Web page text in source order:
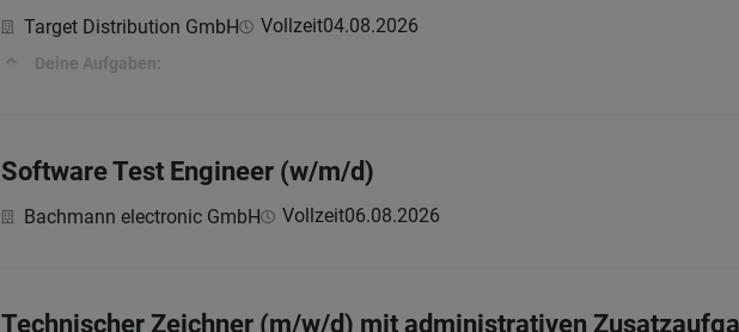
Target Distribution GmbH Vollzeit04.08.2026
Deine Aufgaben:
Software Test Engineer (w/m/d)
Bachmann electronic GmbH Vollzeit06.08.2026
Technischer Zeichner (m/w/d) mit administrativen